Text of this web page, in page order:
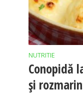
NUTRITIE
Conopidă
și